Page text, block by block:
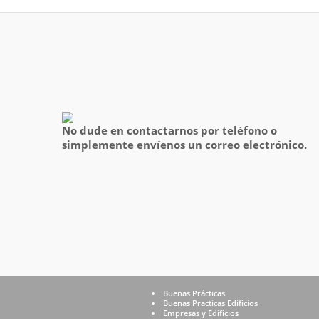
No dude en contactarnos por teléfono o
simplemente envíenos un correo electrónico.
Buenas Prácticas
Buenas Practicas Edificios
Empresas y Edificios